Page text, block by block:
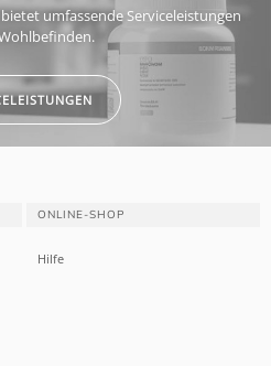
umfassende Serviceleistungen
ONLINE-SHOP
Hilfe